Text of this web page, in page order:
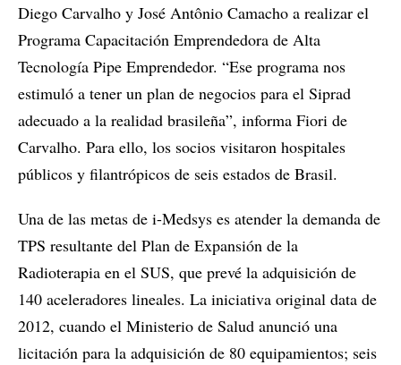
Diego Carvalho y José Antônio Camacho a realizar el
Programa Capacitación Emprendedora de Alta
Tecnología Pipe Emprendedor. “Ese programa nos
estimuló a tener un plan de negocios para el Siprad
adecuado a la realidad brasileña”, informa Fiori de
Carvalho. Para ello, los socios visitaron hospitales
públicos y filantrópicos de seis estados de Brasil.
Una de las metas de i-Medsys es atender la demanda de
TPS resultante del Plan de Expansión de la
Radioterapia en el SUS, que prevé la adquisición de
140 aceleradores lineales. La iniciativa original data de
2012, cuando el Ministerio de Salud anunció una
licitación para la adquisición de 80 equipamientos; seis